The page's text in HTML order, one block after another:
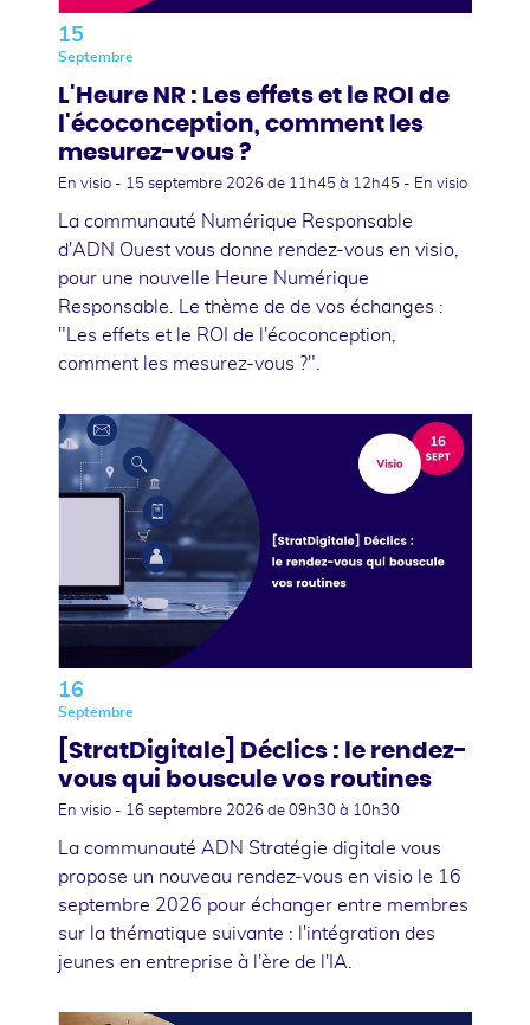
15
Septembre
L'Heure NR : Les effets et le ROI de
l'écoconception, comment les
mesurez-vous ?
En visio - 15 septembre 2026 de 11h45 à 12h45 - En visio
La communauté Numérique Responsable
d'ADN Ouest vous donne rendez-vous en visio,
pour une nouvelle Heure Numérique
Responsable. Le thème de de vos échanges :
"Les effets et le ROI de l'écoconception,
comment les mesurez-vous ?".
16
Septembre
[StratDigitale] Déclics : le rendez-
vous qui bouscule vos routines
En visio - 16 septembre 2026 de 09h30 à 10h30
La communauté ADN Stratégie digitale vous
propose un nouveau rendez-vous en visio le 16
septembre 2026 pour échanger entre membres
sur la thématique suivante : l'intégration des
jeunes en entreprise à l'ère de l'IA.